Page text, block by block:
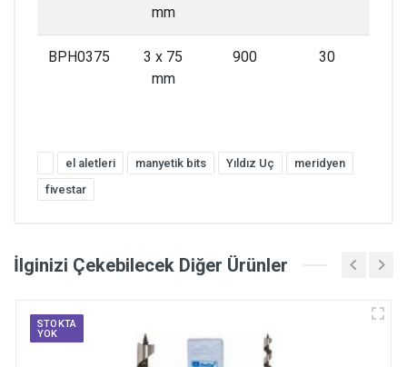
mm
BPH0375
3 x 75
mm
900 30
el aletleri manyetik bits Yıldız Uç
meridyen
fivestar
İlginizi Çekebilecek Diğer Ürünler
STOKTA
YOK